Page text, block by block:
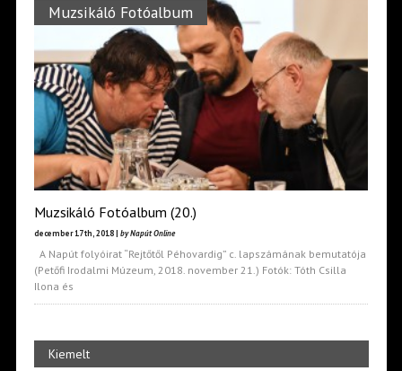
Muzsikáló Fotóalbum
Muzsikáló Fotóalbum (20.)
december 17th, 2018 | by Napút Online
A Napút folyóirat “Rejtőtől Péhovardig” c. lapszámának bemutatója
(Petőfi Irodalmi Múzeum, 2018. november 21.) Fotók: Tóth Csilla
Ilona és
Kiemelt